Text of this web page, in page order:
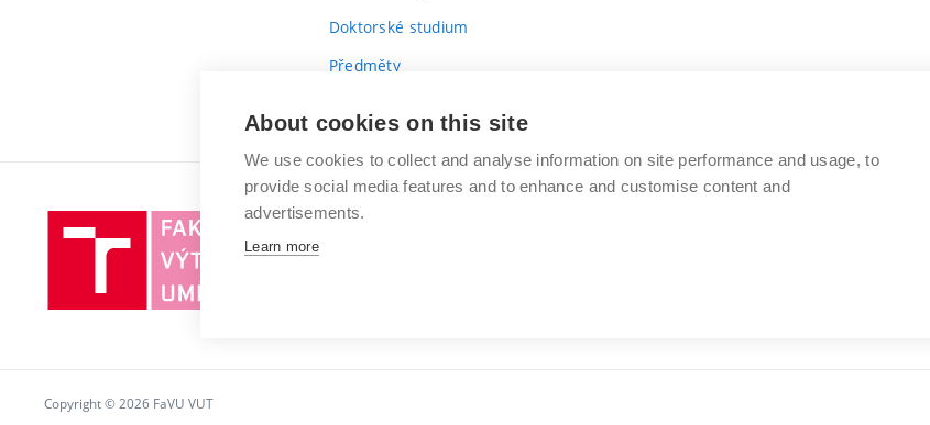
Doktorské studium
Předměty
Vysoké
Copyright © 2026 FaVU VUT
About cookies on this site
We use cookies to collect and analyse information on site performance and usage, to
provide social media features and to enhance and customise content and
advertisements.
Learn more